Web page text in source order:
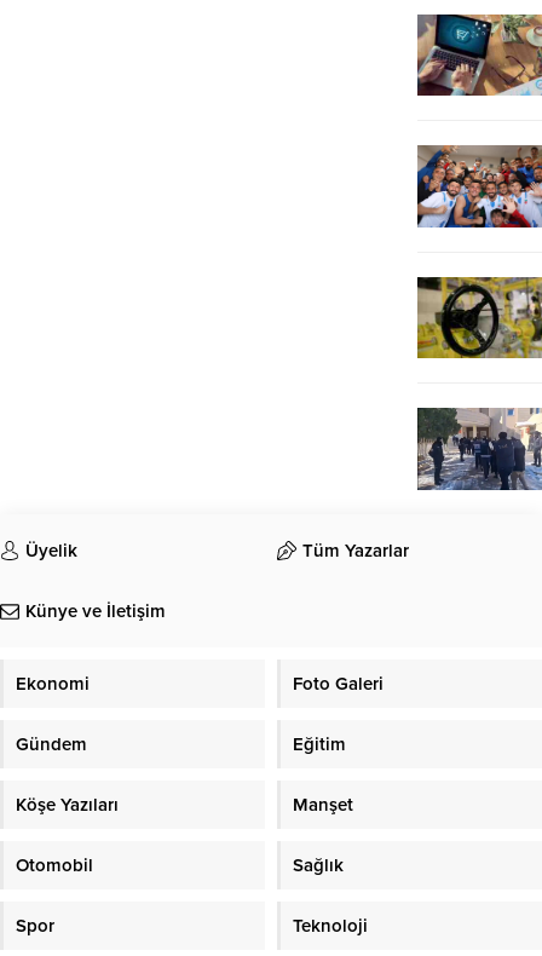
Üyelik Tüm Yazarlar
Künye ve İletişim
Ekonomi Foto Galeri
Gündem Eğitim
Köşe Yazıları Manşet
Otomobil Sağlık
Spor Teknoloji